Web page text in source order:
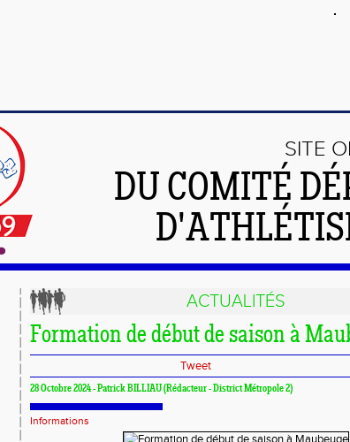
SITE
DU COMITÉ
ACTUALITÉS
Formation de début de saison à
Tweet
28 Octobre 2024 - Patrick BILLIAU (Rédacteur - District Métropole 2)
Informations